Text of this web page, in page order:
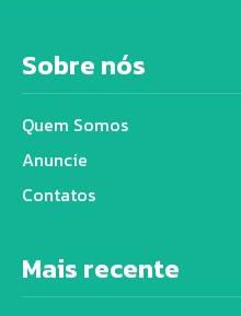
Sobre nós
Quem Somos
Anuncie
Contatos
Mais recente